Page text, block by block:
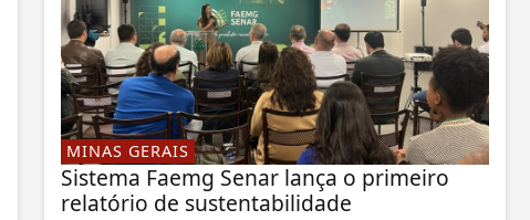
MINAS GERAIS
Sistema Faemg Senar lança o primeiro
relatório de sustentabilidade